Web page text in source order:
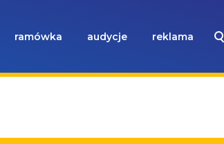
ramówka audycje reklama